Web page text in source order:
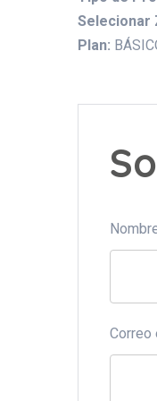
Selecionar
Plan:
Correo